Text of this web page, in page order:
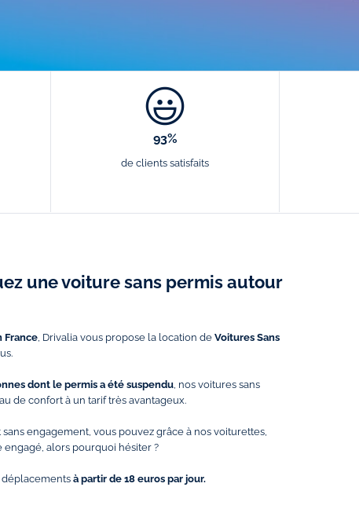
93%
de clients satisfaits
une voiture sans permis autour
France, Drivalia vous propose la location de Voitures Sans
dont le permis a été suspendu, nos voitures sans
de confort à un tarif très avantageux.
engagement, vous pouvez grâce à nos voiturettes,
alors pourquoi hésiter ?
déplacements à partir de 18 euros par jour.